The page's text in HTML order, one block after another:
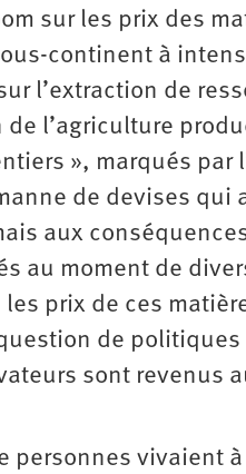
sur les prix des
continent à
l’extraction de
l’agriculture
», marqués par
de devises
aux
au moment de
prix de ces
de
sont revenus
personnes vivaient